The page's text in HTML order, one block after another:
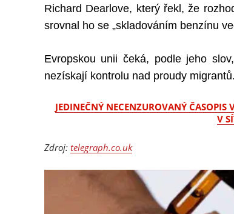
Richard Dearlove, který řekl, že
srovnal ho se „skladováním benzínu
Evropskou unii čeká, podle jeho
nezískají kontrolu nad proudy migrantů.
JEDINEČNÝ NECENZUROVANÝ
V
Zdroj: telegraph.co.uk